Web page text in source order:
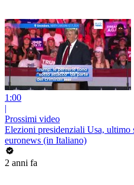
1:00
|
Prossimi video
Elezioni presidenziali Usa, ultimo
euronews (in Italiano)
2 anni fa